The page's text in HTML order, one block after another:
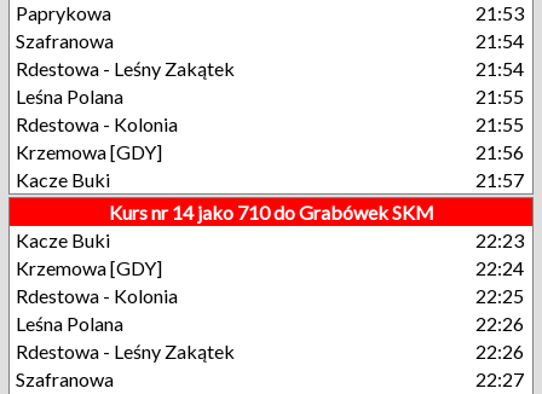
Paprykowa
21:53
Szafranowa
21:54
Rdestowa - Leśny Zakątek
21:54
Leśna Polana
21:55
Rdestowa - Kolonia
21:55
Krzemowa [GDY]
21:56
Kacze Buki
21:57
Kurs nr 14 jako 710 do Grabówek SKM
Kacze Buki
22:23
Krzemowa [GDY]
22:24
Rdestowa - Kolonia
22:25
Leśna Polana
22:26
Rdestowa - Leśny Zakątek
22:26
Szafranowa
22:27